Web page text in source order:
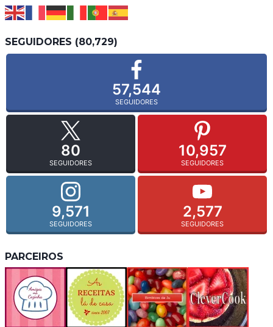
SEGUIDORES (80,729)
57,544
SEGUIDORES
80
SEGUIDORES
10,957
SEGUIDORES
9,571
SEGUIDORES
2,577
SEGUIDORES
PARCEIROS